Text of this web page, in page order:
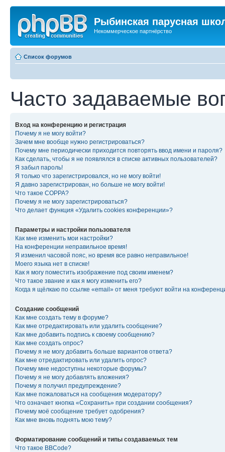
Рыбинская парусная
Некоммерческое партнёрство
Список форумов
Часто задаваемые
Вход на конференцию и регистрация
Почему я не могу войти?
Зачем мне вообще нужно регистрироваться?
Почему мне периодически приходится повторять ввод имени и пароля?
Как сделать, чтобы я не появлялся в списке активных пользователей?
Я забыл пароль!
Я только что зарегистрировался, но не могу войти!
Я давно зарегистрирован, но больше не могу войти!
Что такое COPPA?
Почему я не могу зарегистрироваться?
Что делает функция «Удалить cookies конференции»?
Параметры и настройки пользователя
Как мне изменить мои настройки?
На конференции неправильное время!
Я изменил часовой пояс, но время все равно неправильное!
Моего языка нет в списке!
Как я могу поместить изображение под своим именем?
Что такое звание и как я могу изменить его?
Когда я щёлкаю по ссылке «email» от меня требуют войти на
Создание сообщений
Как мне создать тему в форуме?
Как мне отредактировать или удалить сообщение?
Как мне добавить подпись к своему сообщению?
Как мне создать опрос?
Почему я не могу добавить больше вариантов ответа?
Как мне отредактировать или удалить опрос?
Почему мне недоступны некоторые форумы?
Почему я не могу добавлять вложения?
Почему я получил предупреждение?
Как мне пожаловаться на сообщения модератору?
Что означает кнопка «Сохранить» при создании сообщения?
Почему моё сообщение требует одобрения?
Как мне вновь поднять мою тему?
Форматирование сообщений и типы создаваемых тем
Что такое BBCode?